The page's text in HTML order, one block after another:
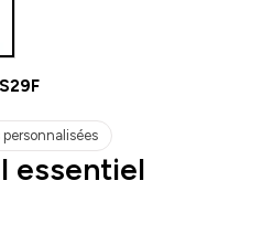
personnalisées
essentiel